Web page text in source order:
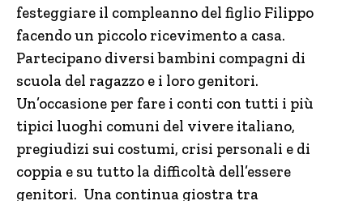
festeggiare il compleanno del figlio Filippo
facendo un piccolo ricevimento a casa.
Partecipano diversi bambini compagni di
scuola del ragazzo e i loro genitori.
Un’occasione per fare i conti con tutti i più
tipici luoghi comuni del vivere italiano,
pregiudizi sui costumi, crisi personali e di
coppia e su tutto la difficoltà dell’essere
genitori. Una continua giostra tra